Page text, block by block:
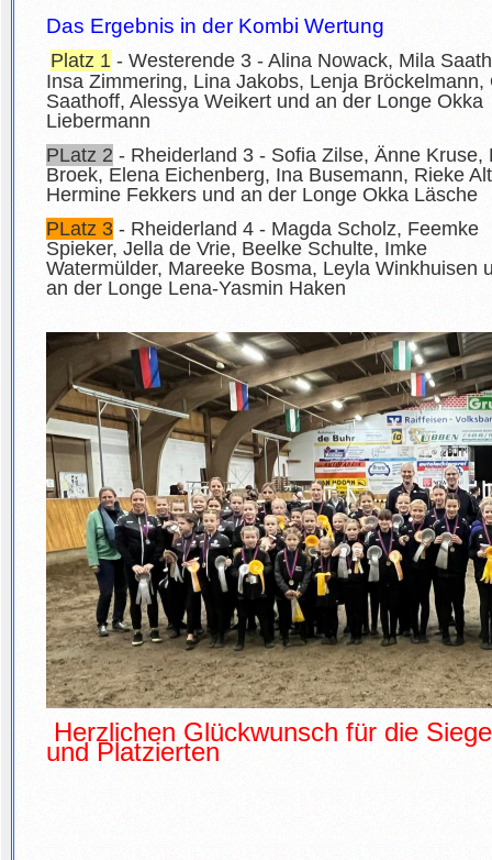
Das Ergebnis in der Kombi Wertung
Platz 1- Westerende 3 - Alina Nowack, Mila
Insa Zimmering, Lina Jakobs, Lenja Bröckelmann,
Saathoff, Alessya Weikert und an der Longe Okka
Liebermann
PLatz 2 - Rheiderland 3 - Sofia Zilse, Änne Kruse,
Broek, Elena Eichenberg, Ina Busemann, Rieke
Hermine Fekkers und an der Longe Okka Läsche
PLatz 3- Rheiderland 4 - Magda Scholz, Feemke
Spieker, Jella de Vrie, Beelke Schulte, Imke
Watermülder, Mareeke Bosma, Leyla Winkhuisen
an der Longe Lena-Yasmin Haken
Herzlichen Glückwunsch für die
und Platzierten